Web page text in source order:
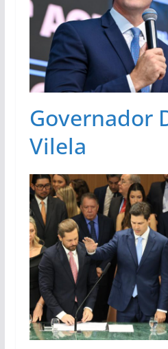
Governador
Vilela